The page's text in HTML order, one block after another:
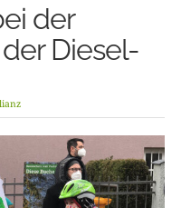
der
Diesel-